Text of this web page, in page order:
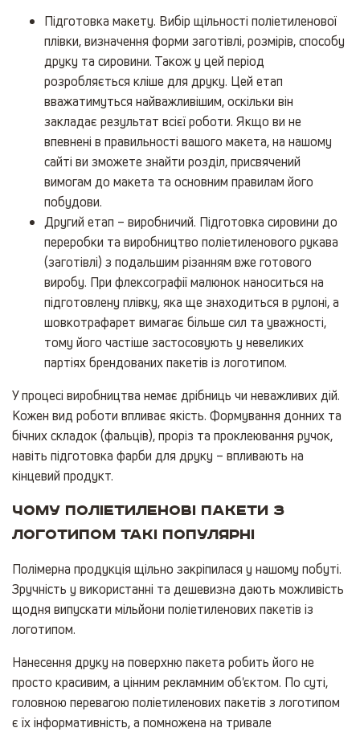
Підготовка макету. Вибір щільності поліетиленової
плівки, визначення форми заготівлі, розмірів, способу
друку та сировини. Також у цей період
розробляється кліше для друку. Цей етап
вважатимуться найважливішим, оскільки він
закладає результат всієї роботи. Якщо ви не
впевнені в правильності вашого макета, на нашому
сайті ви зможете знайти розділ, присвячений
вимогам до макета та основним правилам його
побудови.
Другий етап – виробничий. Підготовка сировини до
переробки та виробництво поліетиленового рукава
(заготівлі) з подальшим різанням вже готового
виробу. При флексографії малюнок наноситься на
підготовлену плівку, яка ще знаходиться в рулоні, а
шовкотрафарет вимагає більше сил та уважності,
тому його частіше застосовують у невеликих
партіях брендованих пакетів із логотипом.
У процесі виробництва немає дрібниць чи неважливих дій.
Кожен вид роботи впливає якість. Формування донних та
бічних складок (фальців), проріз та проклеювання ручок,
навіть підготовка фарби для друку – впливають на
кінцевий продукт.
Чому поліетиленові пакети з
логотипом такі популярні
Полімерна продукція щільно закріпилася у нашому побуті.
Зручність у використанні та дешевизна дають можливість
щодня випускати мільйони поліетиленових пакетів із
логотипом.
Нанесення друку на поверхню пакета робить його не
просто красивим, а цінним рекламним об'єктом. По суті,
головною перевагою поліетиленових пакетів з логотипом
є їх інформативність, а помножена на тривале